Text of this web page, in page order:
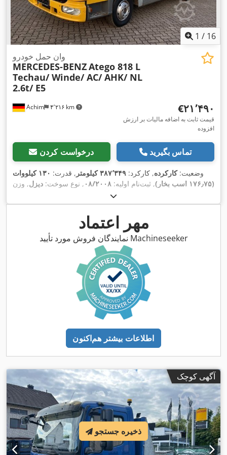
1 / 16
Achim ۴٬۲۱۶ km
وان حمل خودرو
MERCEDES-BENZAtego 818 L
Techau/ Winde/ AC/ AHK/ NL
2.6t/ E5
‎€۲۱٬۴۹۰
قیمت ثابت به اضافه مالیات بر ارزش
افزوده
درخواست کردن تماس بگیرید
وضعیت:کارکرده, کارکرد: ۳۸۷٬۳۴۹ کیلومتر , قدرت:
۱۳۰ کیلووات
(۱۷۶٫۷۵ اسب بخار)
, ثبت‌نام اولیه: ۰۸/۲۰۰۸ , نوع سوخت: دیزل, وزن
کل:, بازرسی بعدی (TÜV):
چرخ‌دنده:مکانیکی, کلاس انتشار:یورو ۵ , تعداد صندلی‌ها:۲, سال
ساخت:۲۰۰۸ اِی‌بی‌اِس‎, تهویه مطبوع, فیلتر دودهمهر اعتماد
نمایندگان فروش مورد تأیید Machineseeker
اطلاعات بیشتر هم‌اکنون
آگهی کوچک
ذخیره جستجو